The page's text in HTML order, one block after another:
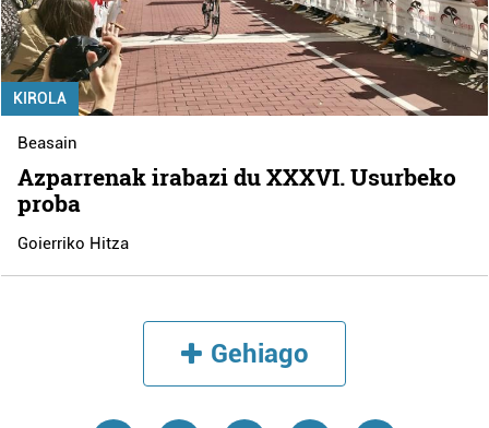
KIROLA
Beasain
Azparrenak irabazi du XXXVI. Usurbeko
proba
Goierriko Hitza
Gehiago